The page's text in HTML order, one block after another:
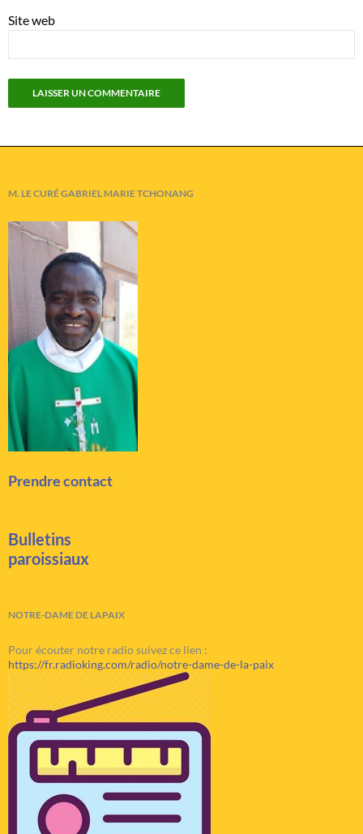
Site web
M. LE CURÉ GABRIEL MARIE TCHONANG
Prendre contact
Bulletins
paroissiaux
NOTRE-DAME DE LAPAIX
Pour écouter notre radio suivez ce lien :
https://fr.radioking.com/radio/notre-dame-de-la-paix